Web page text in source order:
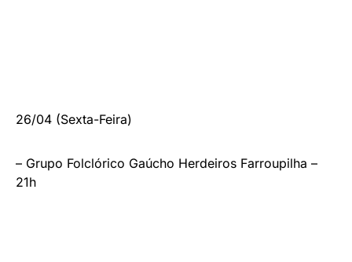
26/04 (Sexta-Feira)
– Grupo Folclórico Gaúcho Herdeiros Farroupilha –
21h